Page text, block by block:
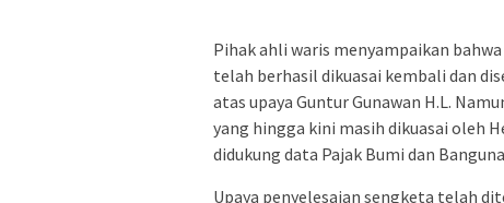
Pihak ahli waris menyampaikan
telah berhasil dikuasai kembali dan
atas upaya Guntur Gunawan H.L.
yang hingga kini masih dikuasai oleh
didukung data Pajak Bumi dan
Upaya penyelesaian sengketa telah